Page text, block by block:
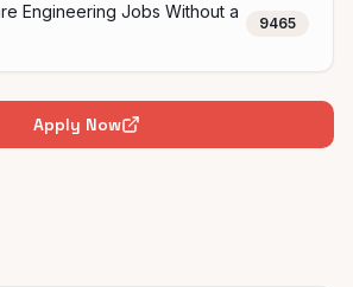
Engineering Jobs Without a
9465
Apply Now